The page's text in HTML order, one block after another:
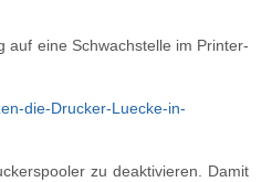
auf eine Schwachstelle im Printer-
die-Drucker-Luecke-in-
zu deaktivieren. Damit